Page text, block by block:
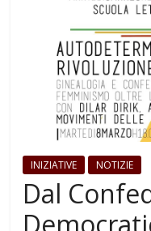
INIZIATIVE NOTIZIE
Dal